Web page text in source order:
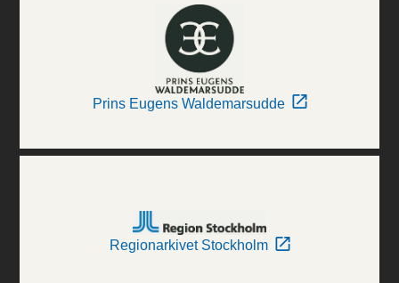
Prins Eugens Waldemarsudde
Regionarkivet Stockholm